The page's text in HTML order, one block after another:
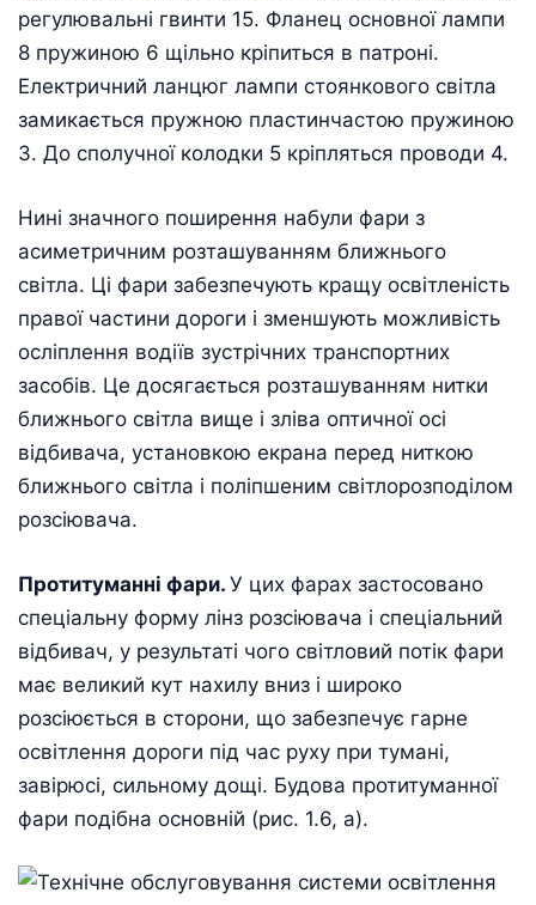
регулювальні гвинти 15. Фланец основної лампи
8 пружиною 6 щільно кріпиться в патроні.
Електричний ланцюг лампи стоянкового світла
замикається пружною пластинчастою пружиною
3. До сполучної колодки 5 кріпляться проводи 4.
Нині значного поширення набули фари з
асиметричним розташуванням ближнього
світла. Ці фари забезпечують кращу освітленість
правої частини дороги і зменшують можливість
осліплення водіїв зустрічних транспортних
засобів. Це досягається розташуванням нитки
ближнього світла вище і зліва оптичної осі
відбивача, установкою екрана перед ниткою
ближнього світла і поліпшеним світлорозподілом
розсіювача.
Протитуманні фари. У цих фарах застосовано
спеціальну форму лінз розсіювача і спеціальний
відбивач, у результаті чого світловий потік фари
має великий кут нахилу вниз і широко
розсіюється в сторони, що забезпечує гарне
освітлення дороги під час руху при тумані,
завірюсі, сильному дощі. Будова протитуманної
фари подібна основній (рис. 1.6, а).